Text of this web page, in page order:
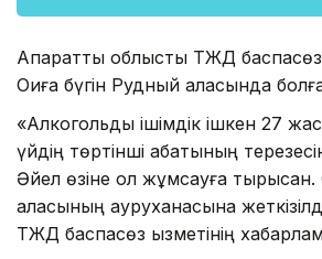
Ақпаратты облыстық ТЖД баспасөз
Оқиға бүгін Рудный қаласында
«Алкогольды ішімдік ішкен 27
үйдің төртінші қабатының
Әйел өзіне қол жұмсауға
қаласының ауруханасына
ТЖД баспасөз қызметінің